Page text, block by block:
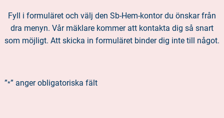
Fyll i formuläret och välj den Sb-Hem-kontor du önskar från
dra menyn. Vår mäklare kommer att kontakta dig så snart
som möjligt. Att skicka in formuläret binder dig inte till något.
”*” anger obligatoriska fält